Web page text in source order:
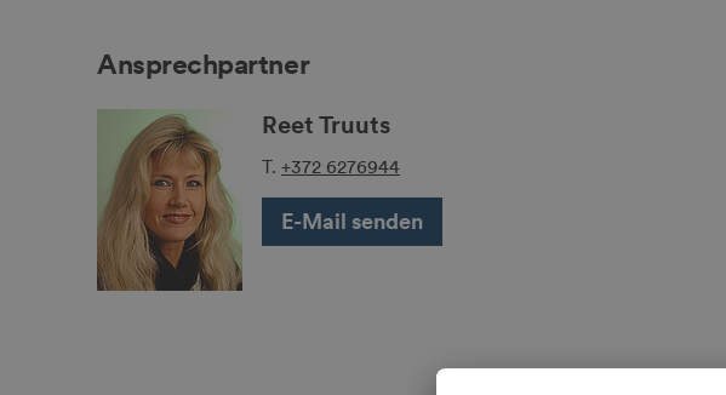
Ansprechpartner
Reet Truuts
T. +372 6276944
E-Mail senden